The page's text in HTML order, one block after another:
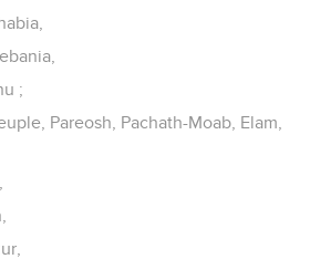
;
Pareosh, Pachath-Moab, Elam,